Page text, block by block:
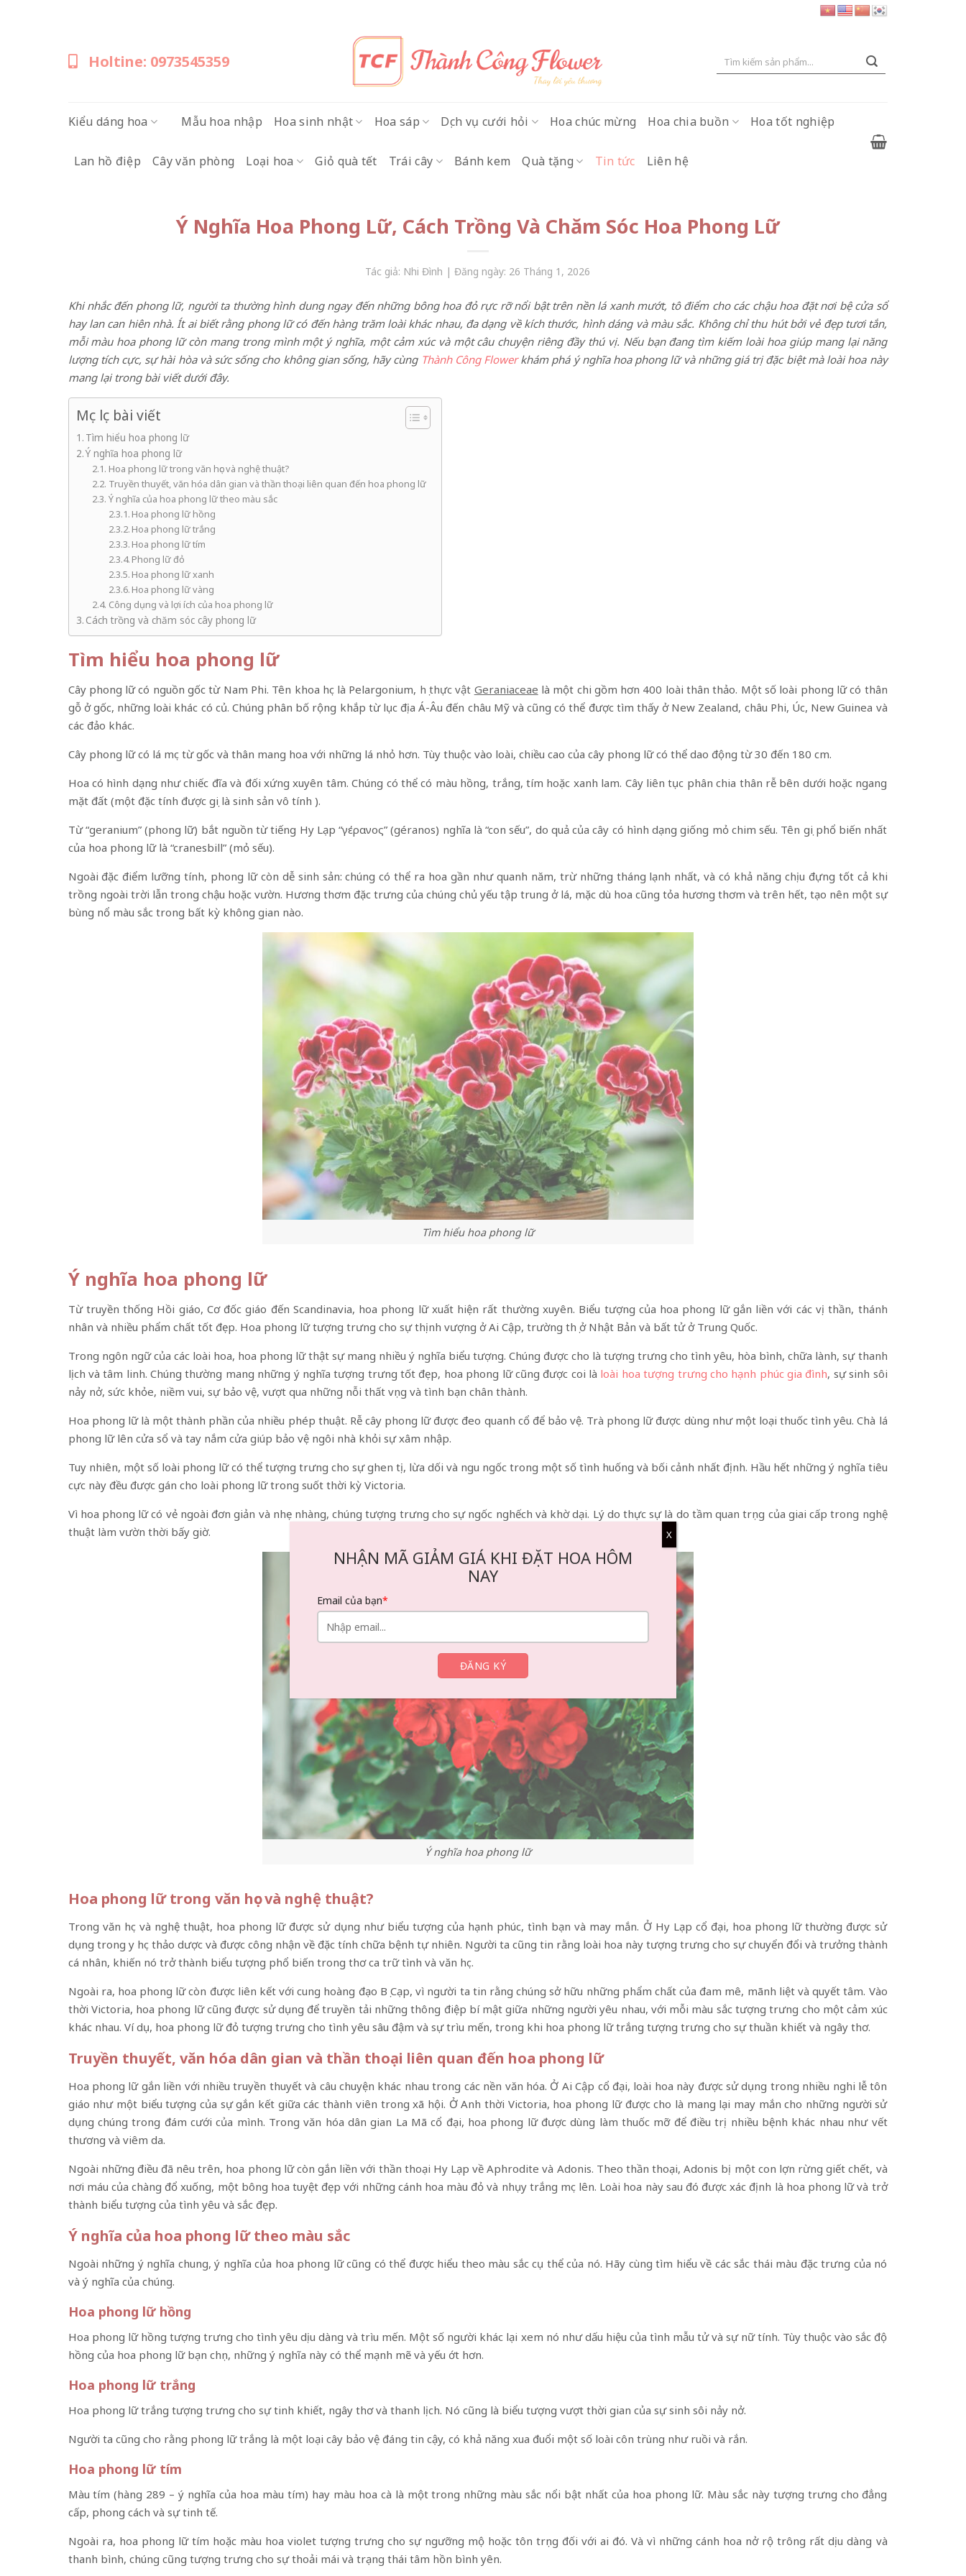
Holtine: 0973545359
Tìm
Kiểu dáng hoa Mẫu hoa nhập Hoa sinh nhật Hoa sáp Dịch vụ cưới hỏi Hoa chúc mừng Hoa chia buồn Hoa tốt nghiệp
Lan hồ điệp Cây văn phòng Loại hoa Giỏ quà tết Trái cây Bánh kem Quà tặng Tin tức Liên hệ
Ý Nghĩa Hoa Phong Lữ, Cách Trồng Và Chăm Sóc Hoa Phong Lữ
Tác giả: Nhi Đình | Đăng ngày: 26 Tháng 1, 2026
Khi nhắc đến phong lữ, người ta thường hình dung ngay đến những bông hoa đỏ rực rỡ nổi bật trên nền lá xanh mướt, tô điểm cho các chậu hoa đặt nơi bệ cửa sổ
hay lan can hiên nhà. Ít ai biết rằng phong lữ có đến hàng trăm loài khác nhau, đa dạng về kích thước, hình dáng và màu sắc. Không chỉ thu hút bởi vẻ đẹp tươi tắn,
mỗi màu hoa phong lữ còn mang trong mình một ý nghĩa, một cảm xúc và một câu chuyện riêng đầy thú vị. Nếu bạn đang tìm kiếm loài hoa giúp mang lại năng
lượng tích cực, sự hài hòa và sức sống cho không gian sống, hãy cùng Thành Công Flowerkhám phá ý nghĩa hoa phong lữ và những giá trị đặc biệt mà loài hoa này
mang lại trong bài viết dưới đây.
Mục lục bài viết
Tìm hiểu hoa phong lữ
Ý nghĩa hoa phong lữ
Hoa phong lữ trong văn học và nghệ thuật?
Truyền thuyết, văn hóa dân gian và thần thoại liên quan đến hoa phong lữ
Ý nghĩa của hoa phong lữ theo màu sắc
Hoa phong lữ hồng
Hoa phong lữ trắng
Hoa phong lữ tím
Phong lữ đỏ
Hoa phong lữ xanh
Hoa phong lữ vàng
Công dụng và lợi ích của hoa phong lữ
Cách trồng và chăm sóc cây phong lữ
Tìm hiểu hoa phong lữ
Cây phong lữ có nguồn gốc từ Nam Phi. Tên khoa học là Pelargonium, họ thực vật Geraniaceae là một chi gồm hơn 400 loài thân thảo. Một số loài phong lữ có thân
gỗ ở gốc, những loài khác có củ. Chúng phân bố rộng khắp từ lục địa Á-Âu đến châu Mỹ và cũng có thể được tìm thấy ở New Zealand, châu Phi, Úc, New Guinea và
các đảo khác.
Cây phong lữ có lá mọc từ gốc và thân mang hoa với những lá nhỏ hơn. Tùy thuộc vào loài, chiều cao của cây phong lữ có thể dao động từ 30 đến 180 cm.
Hoa có hình dạng như chiếc đĩa và đối xứng xuyên tâm. Chúng có thể có màu hồng, trắng, tím hoặc xanh lam. Cây liên tục phân chia thân rễ bên dưới hoặc ngang
mặt đất (một đặc tính được gọi là sinh sản vô tính ).
Từ “geranium” (phong lữ) bắt nguồn từ tiếng Hy Lạp “γέρανος” (géranos) nghĩa là “con sếu”, do quả của cây có hình dạng giống mỏ chim sếu. Tên gọi phổ biến nhất
của hoa phong lữ là “cranesbill” (mỏ sếu).
Ngoài đặc điểm lưỡng tính, phong lữ còn dễ sinh sản: chúng có thể ra hoa gần như quanh năm, trừ những tháng lạnh nhất, và có khả năng chịu đựng tốt cả khi
trồng ngoài trời lẫn trong chậu hoặc vườn. Hương thơm đặc trưng của chúng chủ yếu tập trung ở lá, mặc dù hoa cũng tỏa hương thơm và trên hết, tạo nên một sự
bùng nổ màu sắc trong bất kỳ không gian nào.
Tìm hiểu hoa phong lữ
Ý nghĩa hoa phong lữ
Từ truyền thống Hồi giáo, Cơ đốc giáo đến Scandinavia, hoa phong lữ xuất hiện rất thường xuyên. Biểu tượng của hoa phong lữ gắn liền với các vị thần, thánh
nhân và nhiều phẩm chất tốt đẹp. Hoa phong lữ tượng trưng cho sự thịnh vượng ở Ai Cập, trường thọ ở Nhật Bản và bất tử ở Trung Quốc.
Trong ngôn ngữ của các loài hoa, hoa phong lữ thật sự mang nhiều ý nghĩa biểu tượng. Chúng được cho là tượng trưng cho tình yêu, hòa bình, chữa lành, sự thanh
lịch và tâm linh. Chúng thường mang những ý nghĩa tượng trưng tốt đẹp, hoa phong lữ cũng được coi là loài hoa tượng trưng cho hạnh phúc gia đình, sự sinh sôi
nảy nở, sức khỏe, niềm vui, sự bảo vệ, vượt qua những nỗi thất vọng và tình bạn chân thành.
Hoa phong lữ là một thành phần của nhiều phép thuật. Rễ cây phong lữ được đeo quanh cổ để bảo vệ. Trà phong lữ được dùng như một loại thuốc tình yêu. Chà lá
phong lữ lên cửa sổ và tay nắm cửa giúp bảo vệ ngôi nhà khỏi sự xâm nhập.
Tuy nhiên, một số loài phong lữ có thể tượng trưng cho sự ghen tị, lừa dối và ngu ngốc trong một số tình huống và bối cảnh nhất định. Hầu hết những ý nghĩa tiêu
cực này đều được gán cho loài phong lữ trong suốt thời kỳ Victoria.
Vì hoa phong lữ có vẻ ngoài đơn giản và nhẹ nhàng, chúng tượng trưng cho sự ngốc nghếch và khờ dại. Lý do thực sự là do tầm quan trọng của giai cấp trong nghệ
thuật làm vườn thời bấy giờ.
Ý nghĩa hoa phong lữ
Hoa phong lữ trong văn học và nghệ thuật?
Trong văn học và nghệ thuật, hoa phong lữ được sử dụng như biểu tượng của hạnh phúc, tình bạn và may mắn. Ở Hy Lạp cổ đại, hoa phong lữ thường được sử
dụng trong y học thảo dược và được công nhận về đặc tính chữa bệnh tự nhiên. Người ta cũng tin rằng loài hoa này tượng trưng cho sự chuyển đổi và trưởng thành
cá nhân, khiến nó trở thành biểu tượng phổ biến trong thơ ca trữ tình và văn học.
Ngoài ra, hoa phong lữ còn được liên kết với cung hoàng đạo Bọ Cạp, vì người ta tin rằng chúng sở hữu những phẩm chất của đam mê, mãnh liệt và quyết tâm. Vào
thời Victoria, hoa phong lữ cũng được sử dụng để truyền tải những thông điệp bí mật giữa những người yêu nhau, với mỗi màu sắc tượng trưng cho một cảm xúc
khác nhau. Ví dụ, hoa phong lữ đỏ tượng trưng cho tình yêu sâu đậm và sự trìu mến, trong khi hoa phong lữ trắng tượng trưng cho sự thuần khiết và ngây thơ.
Truyền thuyết, văn hóa dân gian và thần thoại liên quan đến hoa phong lữ
Hoa phong lữ gắn liền với nhiều truyền thuyết và câu chuyện khác nhau trong các nền văn hóa. Ở Ai Cập cổ đại, loài hoa này được sử dụng trong nhiều nghi lễ tôn
giáo như một biểu tượng của sự gắn kết giữa các thành viên trong xã hội. Ở Anh thời Victoria, hoa phong lữ được cho là mang lại may mắn cho những người sử
dụng chúng trong đám cưới của mình. Trong văn hóa dân gian La Mã cổ đại, hoa phong lữ được dùng làm thuốc mỡ để điều trị nhiều bệnh khác nhau như vết
thương và viêm da.
Ngoài những điều đã nêu trên, hoa phong lữ còn gắn liền với thần thoại Hy Lạp về Aphrodite và Adonis. Theo thần thoại, Adonis bị một con lợn rừng giết chết, và
nơi máu của chàng đổ xuống, một bông hoa tuyệt đẹp với những cánh hoa màu đỏ và nhụy trắng mọc lên. Loài hoa này sau đó được xác định là hoa phong lữ và trở
thành biểu tượng của tình yêu và sắc đẹp.
Ý nghĩa của hoa phong lữ theo màu sắc
Ngoài những ý nghĩa chung, ý nghĩa của hoa phong lữ cũng có thể được hiểu theo màu sắc cụ thể của nó. Hãy cùng tìm hiểu về các sắc thái màu đặc trưng của nó
và ý nghĩa của chúng.
Hoa phong lữ hồng
Hoa phong lữ hồng tượng trưng cho tình yêu dịu dàng và trìu mến. Một số người khác lại xem nó như dấu hiệu của tình mẫu tử và sự nữ tính. Tùy thuộc vào sắc độ
hồng của hoa phong lữ bạn chọn, những ý nghĩa này có thể mạnh mẽ và yếu ớt hơn.
Hoa phong lữ trắng
Hoa phong lữ trắng tượng trưng cho sự tinh khiết, ngây thơ và thanh lịch. Nó cũng là biểu tượng vượt thời gian của sự sinh sôi nảy nở.
Người ta cũng cho rằng phong lữ trắng là một loại cây bảo vệ đáng tin cậy, có khả năng xua đuổi một số loài côn trùng như ruồi và rắn.
Hoa phong lữ tím
Màu tím (hàng 289 – ý nghĩa của hoa màu tím) hay màu hoa cà là một trong những màu sắc nổi bật nhất của hoa phong lữ. Màu sắc này tượng trưng cho đẳng
cấp, phong cách và sự tinh tế.
Ngoài ra, hoa phong lữ tím hoặc màu hoa violet tượng trưng cho sự ngưỡng mộ hoặc tôn trọng đối với ai đó. Và vì những cánh hoa nở rộ trông rất dịu dàng và
thanh bình, chúng cũng tượng trưng cho sự thoải mái và trạng thái tâm hồn bình yên.
NHẬN MÃ GIẢM GIÁ KHI ĐẶT HOA HÔM
NAY
Email của bạn*
X